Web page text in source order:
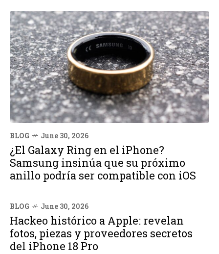
BLOG June 30, 2026
¿El Galaxy Ring en el iPhone?
Samsung insinúa que su próximo
anillo podría ser compatible con iOS
BLOG June 30, 2026
Hackeo histórico a Apple: revelan
fotos, piezas y proveedores secretos
del iPhone 18 Pro